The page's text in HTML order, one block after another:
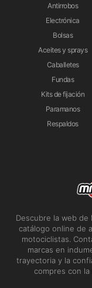
Antirrobos
Electrónica
Bolsas
Aceites y sprays
Caballetes
Fundas
Kits de fijación
Paramanos
Respaldos
Descubre la web
catálogo online de
motociclistas.
marcas en
trayectoria y la
compres con la